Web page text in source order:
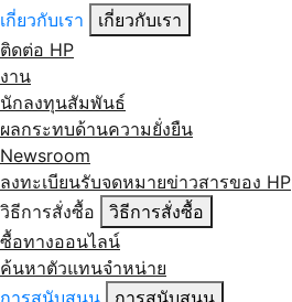
เกี่ยวกับเรา
เกี่ยวกับเรา
ติดต่อ HP
งาน
นักลงทุนสัมพันธ์
ผลกระทบด้านความยั่งยืน
Newsroom
ลงทะเบียนรับจดหมายข่าวสารของ HP
วิธีการสั่งซื้อ
วิธีการสั่งซื้อ
ซื้อทางออนไลน์
ค้นหาตัวแทนจำหน่าย
การสนับสนุน
การสนับสนุน